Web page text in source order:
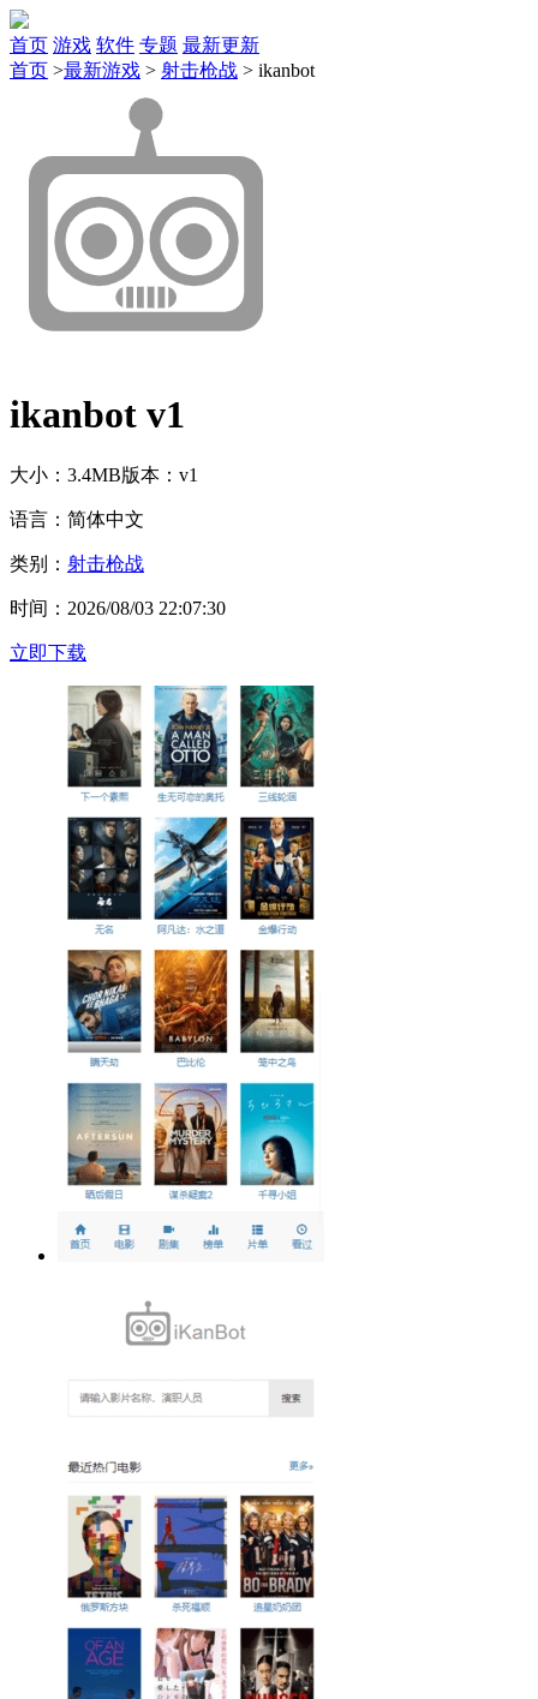
首页 游戏 软件 专题 最新更新
首页 >最新游戏 > 射击枪战 > ikanbot
ikanbot v1
大小：3.4MB版本：v1
语言：简体中文
类别： 射击枪战
时间：2026/08/03 22:07:30
立即下载